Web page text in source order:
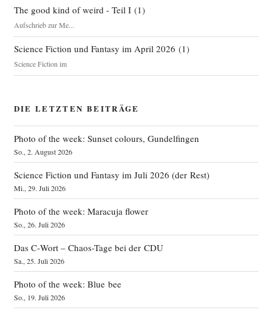
The good kind of weird - Teil I(1)
Aufschrieb zur Me...
Science Fiction und Fantasy im April 2026 (1)
Science Fiction im
DIE LETZTEN BEITRÄGE
Photo of the week: Sunset colours, Gundelfingen
So., 2. August 2026
Science Fiction und Fantasy im Juli 2026 (der Rest)
Mi., 29. Juli 2026
Photo of the week: Maracuja flower
So., 26. Juli 2026
Das C‑Wort – Chaos-Tage bei der CDU
Sa., 25. Juli 2026
Photo of the week: Blue bee
So., 19. Juli 2026